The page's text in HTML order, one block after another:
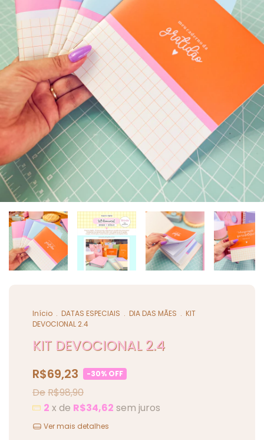
Início . DATAS ESPECIAIS . DIA DAS MÃES . KIT
DEVOCIONAL 2.4
KIT DEVOCIONAL 2.4
R$69,23 -30% OFF
R$98,90
2 x de R$34,62 sem juros
Ver mais detalhes